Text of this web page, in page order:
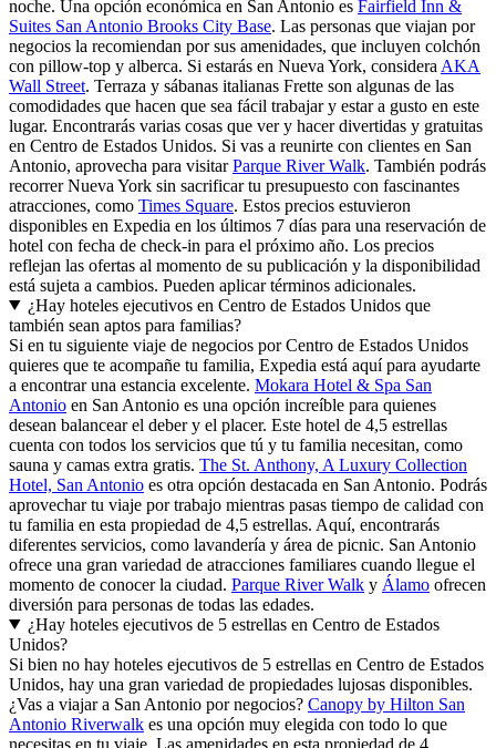
noche. Una opción económica en San Antonio es Fairfield Inn &
Suites San Antonio Brooks City Base. Las personas que viajan por
negocios la recomiendan por sus amenidades, que incluyen colchón
con pillow-top y alberca. Si estarás en Nueva York, considera AKA
Wall Street. Terraza y sábanas italianas Frette son algunas de las
comodidades que hacen que sea fácil trabajar y estar a gusto en este
lugar. Encontrarás varias cosas que ver y hacer divertidas y gratuitas
en Centro de Estados Unidos. Si vas a reunirte con clientes en San
Antonio, aprovecha para visitarParque River Walk. También podrás
recorrer Nueva York sin sacrificar tu presupuesto con fascinantes
atracciones, como Times Square. Estos precios estuvieron
disponibles en Expedia en los últimos 7 días para una reservación de
hotel con fecha de check-in para el próximo año. Los precios
reflejan las ofertas al momento de su publicación y la disponibilidad
está sujeta a cambios. Pueden aplicar términos adicionales.
¿Hay hoteles ejecutivos en Centro de Estados Unidos que
también sean aptos para familias?
Si en tu siguiente viaje de negocios por Centro de Estados Unidos
quieres que te acompañe tu familia, Expedia está aquí para ayudarte
a encontrar una estancia excelente. Mokara Hotel & Spa San
Antonio en San Antonio es una opción increíble para quienes
desean balancear el deber y el placer. Este hotel de 4,5 estrellas
cuenta con todos los servicios que tú y tu familia necesitan, como
sauna y camas extra gratis. The St. Anthony, A Luxury Collection
Hotel, San Antonio es otra opción destacada en San Antonio. Podrás
aprovechar tu viaje por trabajo mientras pasas tiempo de calidad con
tu familia en esta propiedad de 4,5 estrellas. Aquí, encontrarás
diferentes servicios, como lavandería y área de picnic. San Antonio
ofrece una gran variedad de atracciones familiares cuando llegue el
momento de conocer la ciudad. Parque River Walk y Álamo ofrecen
diversión para personas de todas las edades.
¿Hay hoteles ejecutivos de 5 estrellas en Centro de Estados
Unidos?
Si bien no hay hoteles ejecutivos de 5 estrellas en Centro de Estados
Unidos, hay una gran variedad de propiedades lujosas disponibles.
¿Vas a viajar a San Antonio por negocios? Canopy by Hilton San
Antonio Riverwalk es una opción muy elegida con todo lo que
necesitas en tu viaje. Las amenidades en esta propiedad de 4